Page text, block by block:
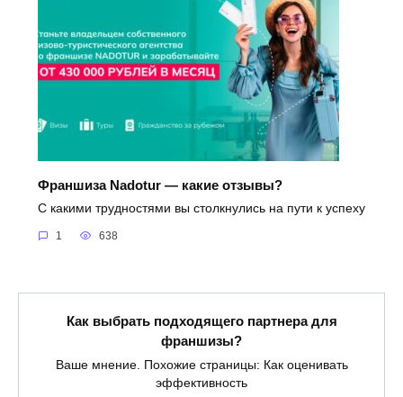
Франшиза Nadotur — какие отзывы?
С какими трудностями вы столкнулись на пути к успеху
1 638
Как выбрать подходящего партнера для
франшизы?
Ваше мнение. Похожие страницы: Как оценивать
эффективность